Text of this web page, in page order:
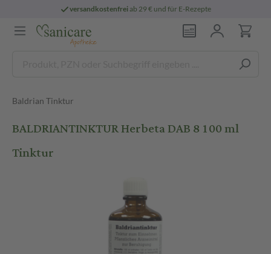
versandkostenfreiab 29 € und für E-Rezepte
Baldrian Tinktur
BALDRIANTINKTUR Herbeta DAB 8 100 ml
Tinktur